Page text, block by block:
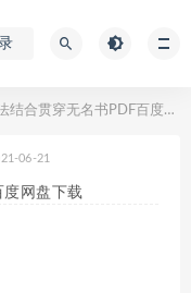
贯穿无名书PDF百度网盘下载
06-21
度网盘下载